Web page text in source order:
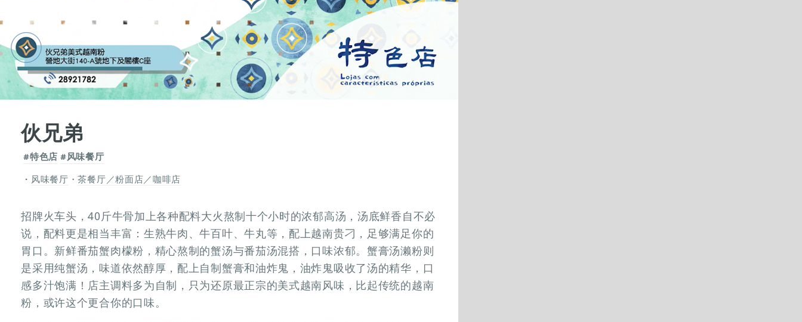
伙兄弟
#特色店 #风味餐厅
风味餐厅 ・茶餐厅／粉面店／咖啡店
招牌火车头，40斤牛骨加上各种配料大火熬制十个小时的浓郁高汤，汤底鲜香自不必
说，配料更是相当丰富：生熟牛肉、牛百叶、牛丸等，配上越南贵刁，足够满足你的
胃口。新鲜番茄蟹肉檬粉，精心熬制的蟹汤与番茄汤混搭，口味浓郁。蟹膏汤濑粉则
是采用纯蟹汤，味道依然醇厚，配上自制蟹膏和油炸鬼，油炸鬼吸收了汤的精华，口
感多汁饱满！店主调料多为自制，只为还原最正宗的美式越南风味，比起传统的越南
粉，或许这个更合你的口味。